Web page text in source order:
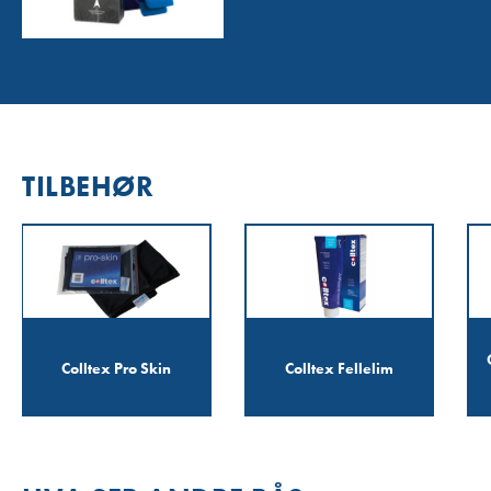
TILBEHØR
Colltex Pro Skin Colltex Fellelim